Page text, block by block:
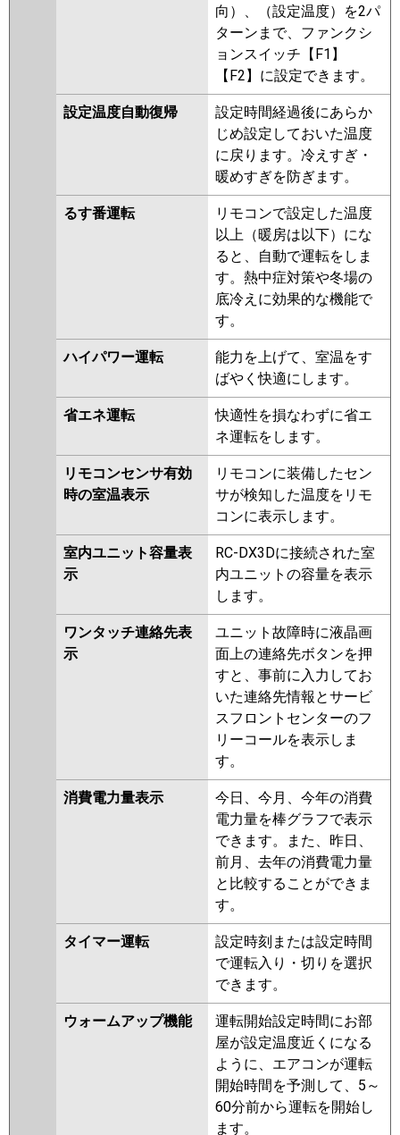
向）、（設定温度）を2パ
ターンまで、ファンクシ
ョンスイッチ【F1】
【F2】に設定できます。
設定温度自動復帰
設定時間経過後にあらか
じめ設定しておいた温度
に戻ります。冷えすぎ・
暖めすぎを防ぎます。
るす番運転
リモコンで設定した温度
以上（暖房は以下）にな
ると、自動で運転をしま
す。熱中症対策や冬場の
底冷えに効果的な機能で
す。
ハイパワー運転
能力を上げて、室温をす
ばやく快適にします。
省エネ運転
快適性を損なわずに省エ
ネ運転をします。
リモコンセンサ有効
時の室温表示
リモコンに装備したセン
サが検知した温度をリモ
コンに表示します。
室内ユニット容量表
示
RC-DX3Dに接続された室
内ユニットの容量を表示
します。
ワンタッチ連絡先表
示
ユニット故障時に液晶画
面上の連絡先ボタンを押
すと、事前に入力してお
いた連絡先情報とサービ
スフロントセンターのフ
リーコールを表示しま
す。
消費電力量表示
今日、今月、今年の消費
電力量を棒グラフで表示
できます。また、昨日、
前月、去年の消費電力量
と比較することができま
す。
タイマー運転
設定時刻または設定時間
で運転入り・切りを選択
できます。
ウォームアップ機能
運転開始設定時間にお部
屋が設定温度近くになる
ように、エアコンが運転
開始時間を予測して、5～
60分前から運転を開始し
ます。